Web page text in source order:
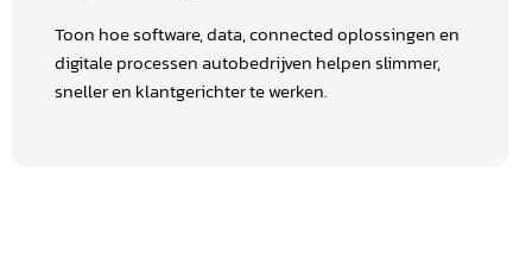
Toon hoe software, data, connected oplossingen en
digitale processen autobedrijven helpen slimmer,
sneller en klantgerichter te werken.